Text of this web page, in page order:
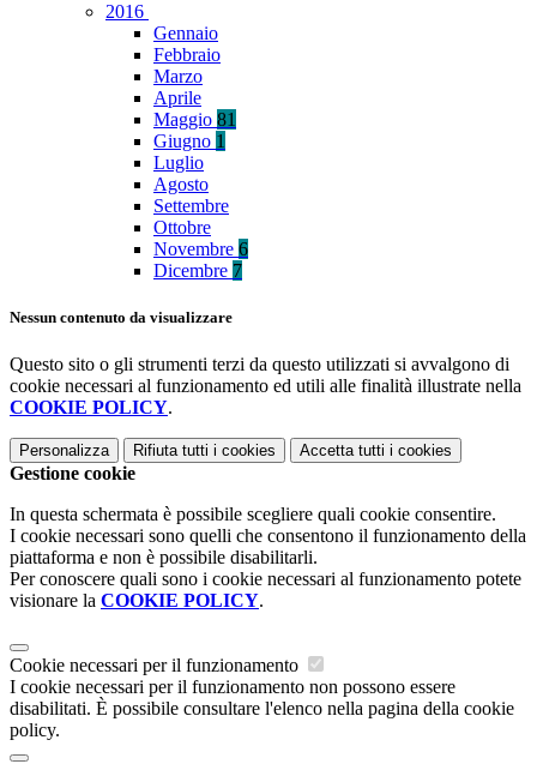
2016
Gennaio
Febbraio
Marzo
Aprile
Maggio 81
Giugno 1
Luglio
Agosto
Settembre
Ottobre
Novembre 6
Dicembre 7
Nessun contenuto da visualizzare
Questo sito o gli strumenti terzi da questo utilizzati si avvalgono di
cookie necessari al funzionamento ed utili alle finalità illustrate nella
COOKIE POLICY.
Personalizza Rifiuta tutti i cookies Accetta tutti i cookies
Gestione cookie
In questa schermata è possibile scegliere quali cookie consentire.
I cookie necessari sono quelli che consentono il funzionamento della
piattaforma e non è possibile disabilitarli.
Per conoscere quali sono i cookie necessari al funzionamento potete
visionare la COOKIE POLICY.
Cookie necessari per il funzionamento
I cookie necessari per il funzionamento non possono essere
disabilitati. È possibile consultare l'elenco nella pagina della cookie
policy.